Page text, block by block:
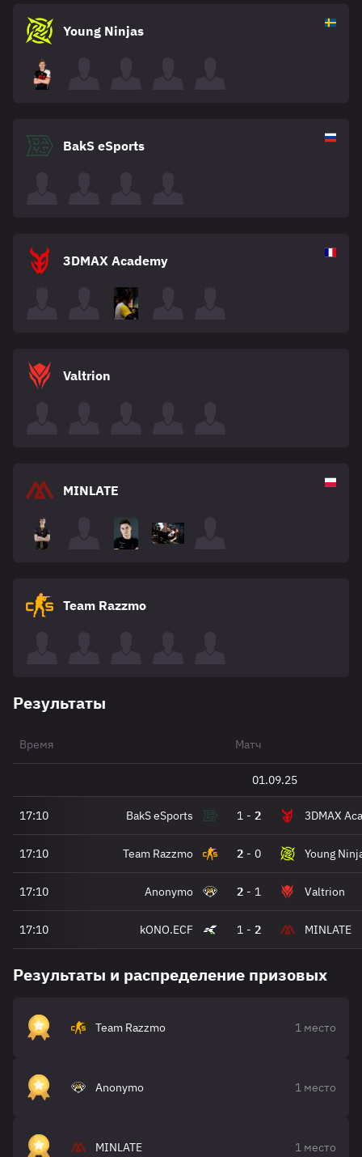
Young Ninjas
BakS eSports
3DMAX Academy
Valtrion
MINLATE
Team Razzmo
Результаты
Время Матч
01.09.25
17:10 BakS eSports 1 - 2 3DMAX
17:10 Team Razzmo 2 - 0 Young
17:10 Anonymo 2 - 1 Valtrion
17:10 kONO.ECF 1 - 2 MINLATE
Результаты и распределение призовых
Team Razzmo 1 место
Anonymo 1 место
MINLATE 1 место